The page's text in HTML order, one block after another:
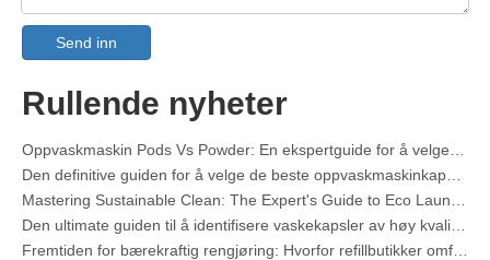
Send inn
Rullende nyheter